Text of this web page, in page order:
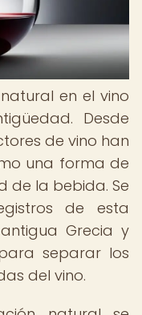
en el vino
Desde
de vino han
una forma de
de la bebida. Se
de esta
Grecia y
separar los
del vino.